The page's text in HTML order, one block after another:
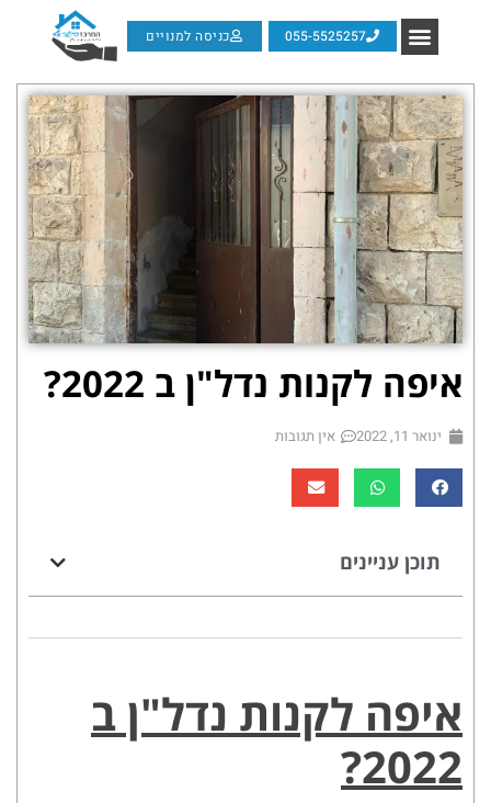
055-5525257 כניסה למנויים
איפה לקנות נדל"ן ב 2022?
ינואר 11, 2022 אין תגובות
תוכן עניינים
איפה לקנות נדל"ן ב
2022?